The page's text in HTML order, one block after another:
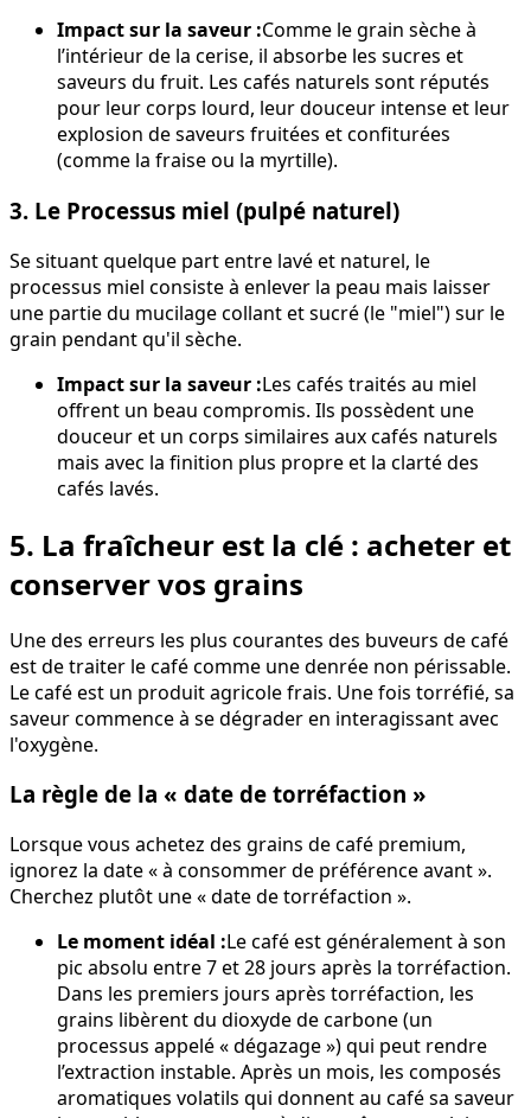
Impact sur la saveur :Comme le grain sèche à
l’intérieur de la cerise, il absorbe les sucres et
saveurs du fruit. Les cafés naturels sont réputés
pour leur corps lourd, leur douceur intense et leur
explosion de saveurs fruitées et confiturées
(comme la fraise ou la myrtille).
3. Le Processus miel (pulpé naturel)
Se situant quelque part entre lavé et naturel, le
processus miel consiste à enlever la peau mais laisser
une partie du mucilage collant et sucré (le "miel") sur le
grain pendant qu'il sèche.
Impact sur la saveur :Les cafés traités au miel
offrent un beau compromis. Ils possèdent une
douceur et un corps similaires aux cafés naturels
mais avec la finition plus propre et la clarté des
cafés lavés.
5. La fraîcheur est la clé : acheter et
conserver vos grains
Une des erreurs les plus courantes des buveurs de café
est de traiter le café comme une denrée non périssable.
Le café est un produit agricole frais. Une fois torréfié, sa
saveur commence à se dégrader en interagissant avec
l'oxygène.
La règle de la « date de torréfaction »
Lorsque vous achetez des grains de café premium,
ignorez la date « à consommer de préférence avant ».
Cherchez plutôt une « date de torréfaction ».
Le moment idéal :Le café est généralement à son
pic absolu entre 7 et 28 jours après la torréfaction.
Dans les premiers jours après torréfaction, les
grains libèrent du dioxyde de carbone (un
processus appelé « dégazage ») qui peut rendre
l’extraction instable. Après un mois, les composés
aromatiques volatils qui donnent au café sa saveur